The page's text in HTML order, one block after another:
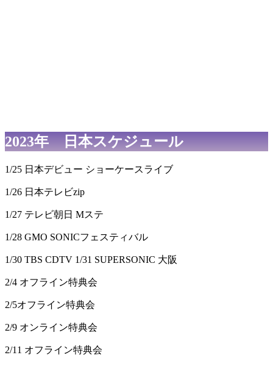
2023年 日本スケジュール
1/25 日本デビュー ショーケースライブ
1/26 日本テレビzip
1/27 テレビ朝日 Mステ
1/28 GMO SONICフェスティバル
1/30 TBS CDTV 1/31 SUPERSONIC 大阪
2/4 オフライン特典会
2/5オフライン特典会
2/9 オンライン特典会
2/11 オフライン特典会